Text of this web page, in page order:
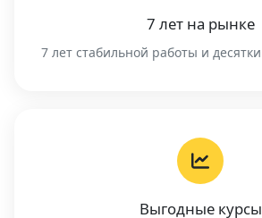
7 лет на рынке
7 лет стабильной работы и десятки
Выгодные курсы